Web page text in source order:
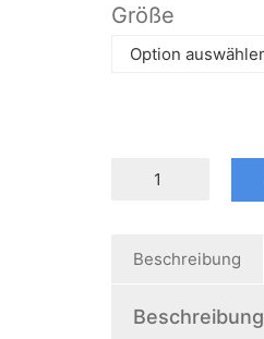
Größe
Beschreibung
Beschreibung